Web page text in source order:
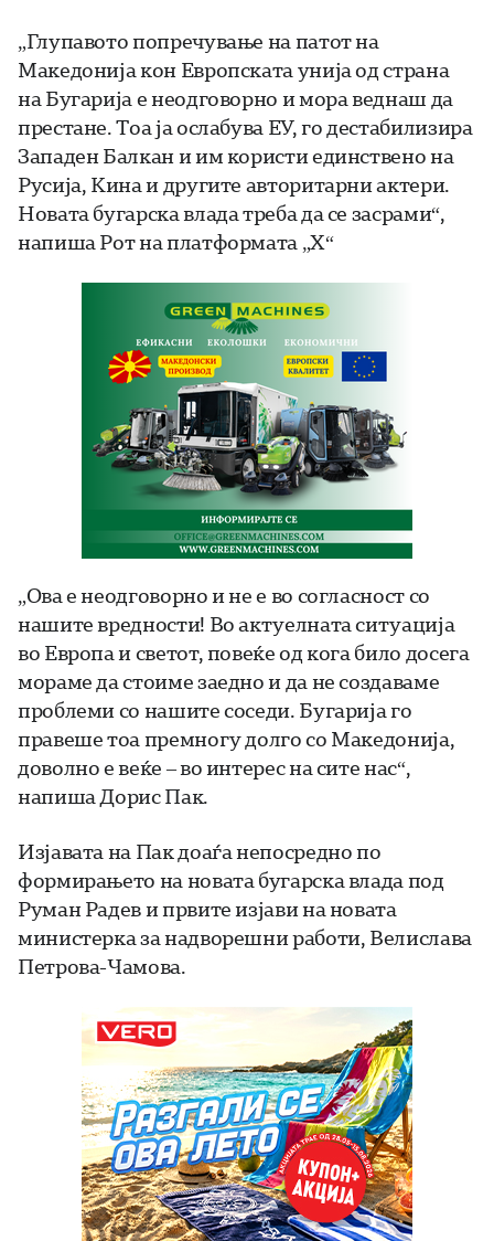
„Глупавото попречување на патот на
Македонија кон Европската унија од страна
на Бугарија е неодговорно и мора веднаш да
престане. Тоа ја ослабува ЕУ, го дестабилизира
Западен Балкан и им користи единствено на
Русија, Кина и другите авторитарни актери.
Новата бугарска влада треба да се засрами“,
напиша Рот на платформата „X“
„Ова е неодговорно и не е во согласност со
нашите вредности! Во актуелната ситуација
во Европа и светот, повеќе од кога било досега
мораме да стоиме заедно и да не создаваме
проблеми со нашите соседи. Бугарија го
правеше тоа премногу долго со Македонија,
доволно е веќе – во интерес на сите нас“,
напиша Дорис Пак.
Изјавата на Пак доаѓа непосредно по
формирањето на новата бугарска влада под
Руман Радев и првите изјави на новата
министерка за надворешни работи, Велислава
Петрова-Чамова.